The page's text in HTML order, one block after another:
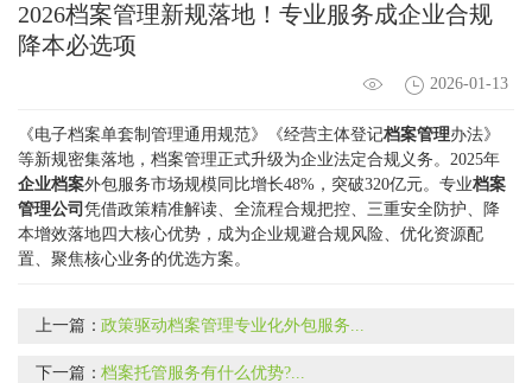
2026档案管理新规落地！专业服务成企业合规
降本必选项
2026-01-13
《电子档案单套制管理通用规范》《经营主体登记档案管理办法》
等新规密集落地，档案管理正式升级为企业法定合规义务。2025年
企业档案外包服务市场规模同比增长48%，突破320亿元。专业档案
管理公司 凭借政策精准解读、全流程合规把控、三重安全防护、降
本增效落地四大核心优势，成为企业规避合规风险、优化资源配
置、聚焦核心业务的优选方案。
上一篇：政策驱动档案管理专业化外包服务...
下一篇：档案托管服务有什么优势?...